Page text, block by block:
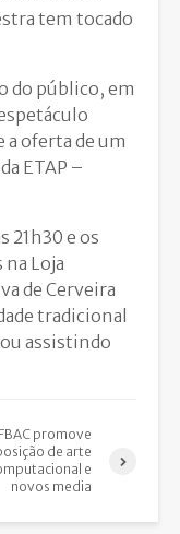
tem tocado
do público, em
a oferta de um
ETAP –
21h30 e os
Loja
de Cerveira
tradicional
assistindo
FBAC promove
de arte
e
novos media